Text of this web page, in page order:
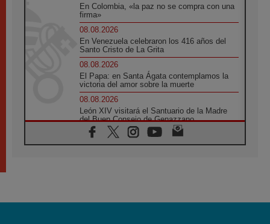
En Colombia, «la paz no se compra con una
firma»
08.08.2026
En Venezuela celebraron los 416 años del
Santo Cristo de La Grita
08.08.2026
El Papa: en Santa Ágata contemplamos la
victoria del amor sobre la muerte
08.08.2026
León XIV visitará el Santuario de la Madre
del Buen Consejo de Genazzano
07.08.2026
Filipinas: el Vicariato Apostólico de Calapán
07.08.2026